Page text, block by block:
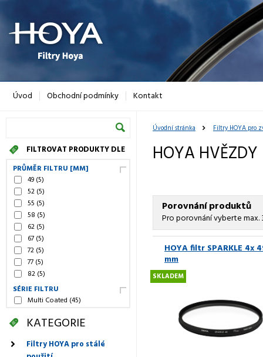
Úvodní stránka Filtry HOYA pro
HOYA HVĚZDY
Porovnání produktů
Pro porovnání vyberte max.
HOYA filtr SPARKLE 4x
mm
SKLADEM
FILTROVAT PRODUKTY DLE
PRŮMĚR FILTRU [MM]
49 (5)
52 (5)
55 (5)
58 (5)
62 (5)
67 (5)
72 (5)
77 (5)
82 (5)
SÉRIE FILTRU
Multi Coated (45)
KATEGORIE
Filtry HOYA pro stálé
Úvod Obchodní podmínky Kontakt